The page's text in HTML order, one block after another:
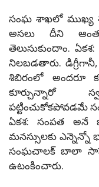
సంఘ శాఖలో ముఖ్య
అసలు దీని
తెలుసుకుందాం.
నిలబడతారు.
శిబిరంలో అందరూ
కూర్చున్నారో
పట్టించుకోకపోవడమే
ఏకశ: సంపత అనే
మనస్సులకు
సంఘచాలక్ బాలా
ఉటంకించారు.